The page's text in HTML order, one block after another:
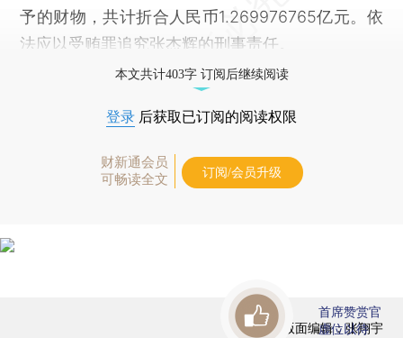
予的财物，共计折合人民币1.269976765亿元。依
法应以受贿罪追究张杰辉的刑事责任。
本文共计403字 订阅后继续阅读
登录 后获取已订阅的阅读权限
财新通会员
可畅读全文
订阅/会员升级
版面编辑：张翔宇
首席赞赏官
虚位以待